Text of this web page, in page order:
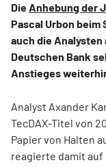
DieAnhebung der
Pascal Urbon
auch die Analysten
Deutschen Bank
Anstieges
Analyst Axander
TecDAX-Titel von
Papier von Halten
reagierte damit auf